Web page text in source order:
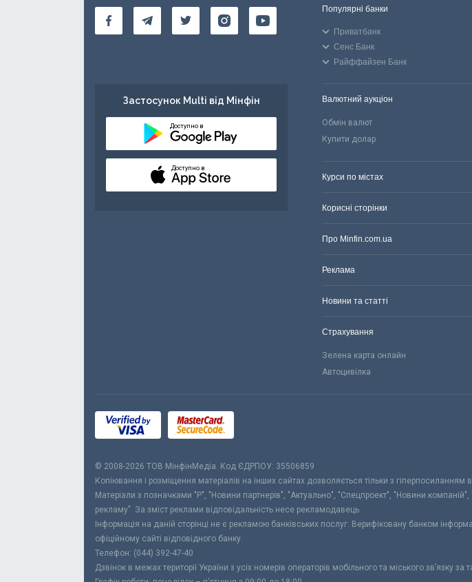
Застосунок Multi від Мінфін
Доступно в
Доступно в
Популярні банки
Приватбанк
Сенс Банк
Райффайзен Банк
Валютний аукціон
Обмін валют
Купити долар
Курси по містах
Корисні сторінки
Про Minfin.com.ua
Реклама
Новини та статті
Страхування
Зелена карта онлайн
Автоцивілка
© 2008-2026 ТОВ МiнфiнМедiа. Код ЄДРПОУ: 35506859
Копіювання і розміщення матеріалів на інших сайтах дозволяється тільки з
Матеріали з позначками "Р", "Новини партнерів", "Актуально", "Спецпроект", "Новини
рекламу". За зміст реклами відповідальність несе рекламодавець.
Інформація на даній сторінці не є рекламою банківських послуг. Верифіковану банком
офіційному сайті відповідного банку.
Телефон: (044) 392-47-40
Дзвінок в межах території України з усіх номерів операторів мобільного та міського зв’язку за